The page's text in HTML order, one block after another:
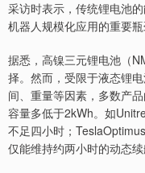
采访时表示，传统锂电池
机器人规模化应用的重要瓶
据悉，高镍三元锂电池（
择。然而，受限于液态锂
间、重量等因素，多数产
容量多低于2kWh。如
不足四小时；
仅能维持约两小时的动态续